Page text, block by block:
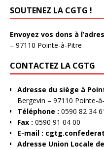
SOUTENEZ LA CGTG !
Envoyez vos dons à
– 97110 Pointe-à-Pitre
CONTACTEZ LA CGTG
Adresse du siège à
Bergevin – 97110 Pointe-
Téléphone : 0590 82 34
Fax : 0590 91 04 00
E-mail :
Adresse Union Locale